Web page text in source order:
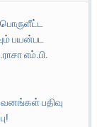
பொருளீட்ட
பயன்பட
எம்.பி.
பதிவு